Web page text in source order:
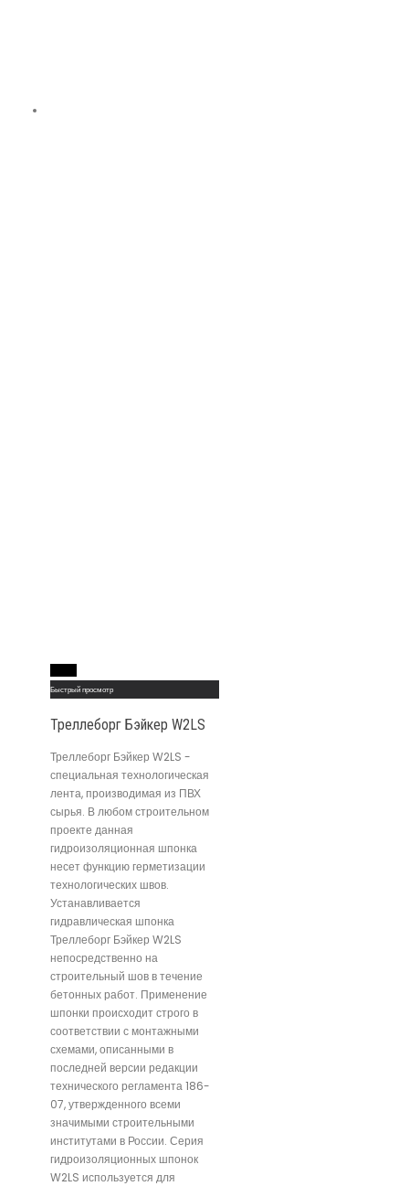
Быстрый просмотр
Треллеборг Бэйкер W2LS
Треллеборг Бэйкер W2LS -
специальная технологическая
лента, производимая из ПВХ
сырья. В любом строительном
проекте данная
гидроизоляционная шпонка
несет функцию герметизации
технологических швов.
Устанавливается
гидравлическая шпонка
Треллеборг Бэйкер W2LS
непосредственно на
строительный шов в течение
бетонных работ. Применение
шпонки происходит строго в
соответствии с монтажными
схемами, описанными в
последней версии редакции
технического регламента 186-
07, утвержденного всеми
значимыми строительными
институтами в России. Серия
гидроизоляционных шпонок
W2LS используется для